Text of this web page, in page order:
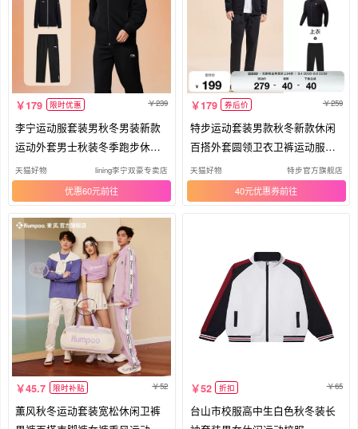
179 限时优惠 239
李宁运动服套装男秋冬男装新款
运动外套男士秋装冬季跑步休闲
卫衣
天猫好物 lining李宁双豪专卖店
优惠60元
179 券后价 259
特步运动套装男款秋冬新款休闲
百搭外套圆领卫衣卫裤运动服两
件套
天猫好物 特步官方旗舰店
40元优惠券
45.7 限时补贴 52
薰风秋冬运动套装宽松休闲卫裤
52 折扣 65
台山市校服高中生白色秋冬装长